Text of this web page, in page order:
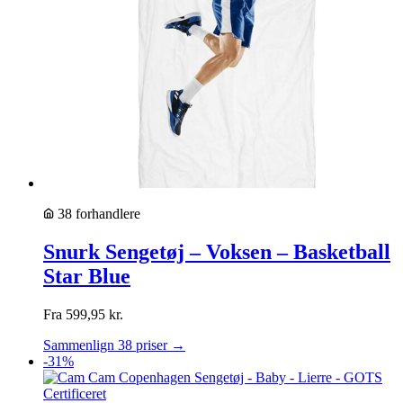
38 forhandlere
Snurk Sengetøj – Voksen – Basketball
Star Blue
Fra 599,95 kr.
Sammenlign 38 priser →
-31%